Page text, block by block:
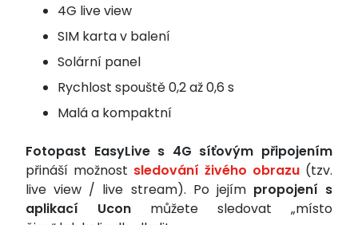
4G live view
SIM karta v balení
Solární panel
Rychlost spouště 0,2 až 0,6 s
Malá a kompaktní
Fotopast EasyLive s 4G síťovým připojením
přináší možnost sledování živého obrazu (tzv.
live view / live stream). Po jejím propojení s
aplikací Ucon můžete sledovat „místo